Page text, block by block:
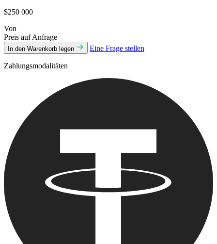
$250 000
Von
Preis auf Anfrage
In den Warenkorb legen Eine Frage stellen
Zahlungsmodalitäten